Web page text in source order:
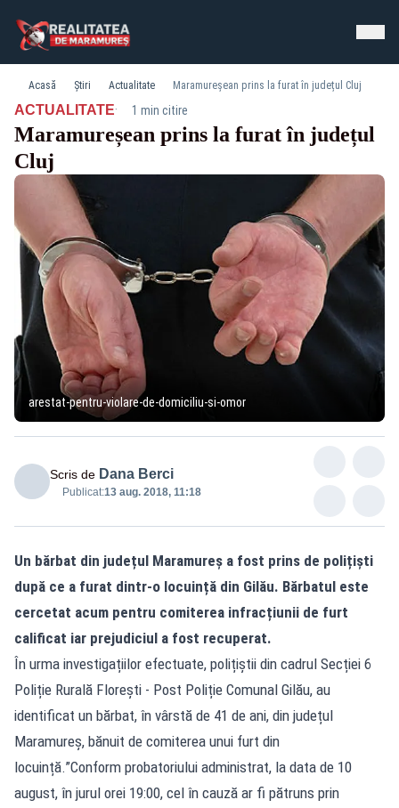
Acasă Știri Actualitate Maramureșean prins la furat în județul Cluj
ACTUALITATE· 1 min citire
Maramureșean prins la furat în județul
Cluj
arestat-pentru-violare-de-domiciliu-si-omor
Scris de Dana Berci
Publicat:13 aug. 2018, 11:18
Un bărbat din județul Maramureș a fost prins de polițiști
după ce a furat dintr-o locuință din Gilău. Bărbatul este
cercetat acum pentru comiterea infracțiunii de furt
calificat iar prejudiciul a fost recuperat.
În urma investigațiilor efectuate, polițiștii din cadrul Secției 6
Poliție Rurală Florești - Post Poliție Comunal Gilău, au
identificat un bărbat, în vârstă de 41 de ani, din județul
Maramureș, bănuit de comiterea unui furt din
locuință.”Conform probatoriului administrat, la data de 10
august, în jurul orei 19:00, cel în cauză ar fi pătruns prin